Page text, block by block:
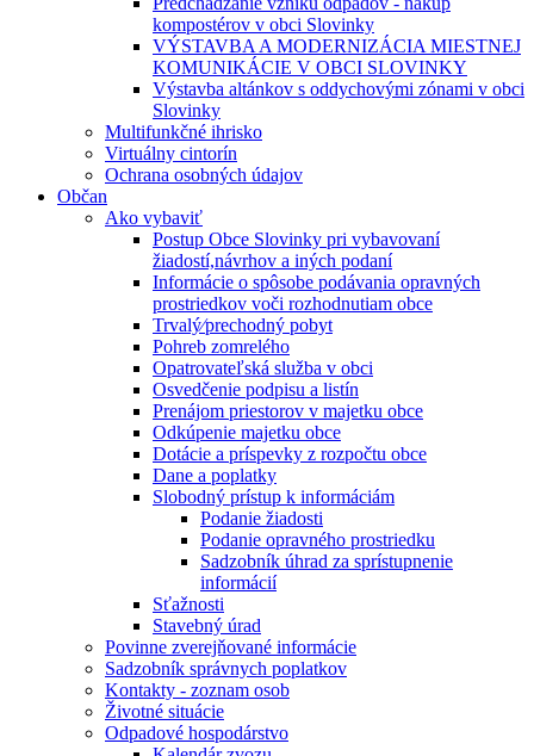
kompostérov v obci Slovinky
VÝSTAVBA A MODERNIZÁCIA MIESTNEJ
KOMUNIKÁCIE V OBCI SLOVINKY
Výstavba altánkov s oddychovými zónami v obci
Slovinky
Multifunkčné ihrisko
Virtuálny cintorín
Ochrana osobných údajov
Občan
Ako vybaviť
Postup Obce Slovinky pri vybavovaní
žiadostí,návrhov a iných podaní
Informácie o spôsobe podávania opravných
prostriedkov voči rozhodnutiam obce
Trvalý⁄prechodný pobyt
Pohreb zomrelého
Opatrovateľská služba v obci
Osvedčenie podpisu a listín
Prenájom priestorov v majetku obce
Odkúpenie majetku obce
Dotácie a príspevky z rozpočtu obce
Dane a poplatky
Slobodný prístup k informáciám
Podanie žiadosti
Podanie opravného prostriedku
Sadzobník úhrad za sprístupnenie
informácií
Sťažnosti
Stavebný úrad
Povinne zverejňované informácie
Sadzobník správnych poplatkov
Kontakty - zoznam osob
Životné situácie
Odpadové hospodárstvo